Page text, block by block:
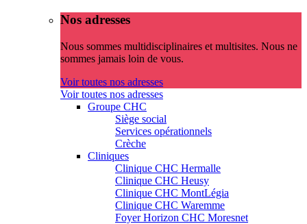
Nos adresses
Nous sommes multidisciplinaires et multisites. Nous ne
sommes jamais loin de vous.
Voir toutes nos adresses
Voir toutes nos adresses
Groupe CHC
Siège social
Services opérationnels
Crèche
Cliniques
Clinique CHC Hermalle
Clinique CHC Heusy
Clinique CHC MontLégia
Clinique CHC Waremme
Foyer Horizon CHC Moresnet